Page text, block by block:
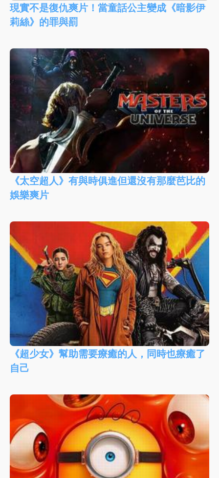
現實不是復仇爽片！當童話公主變成《暗影伊
莉絲》的罪與罰
《太空超人》有與時俱進但還沒有那麼芭比的
娛樂爽片
《超少女》幫助需要療癒的人，同時也療癒了
自己